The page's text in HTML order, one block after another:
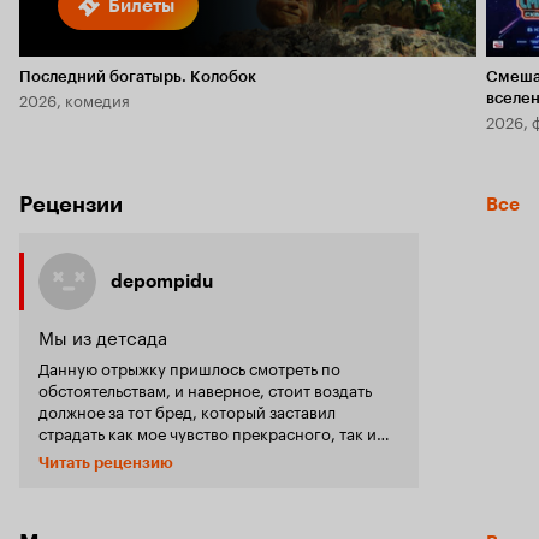
Билеты
Последний богатырь. Колобок
2026, комедия
2026,
Рецензии Все
depompidu
Мы из детсада
Данную отрыжку пришлось смотреть по
обстоятельствам, и наверное, стоит воздать
должное за тот бред, который заставил
страдать как мое чувство прекрасного, так и
логику со здравым смыслом. А веселье, 'трэш,
угар и содомия' начинаются прямо с самого
Читать рецензию